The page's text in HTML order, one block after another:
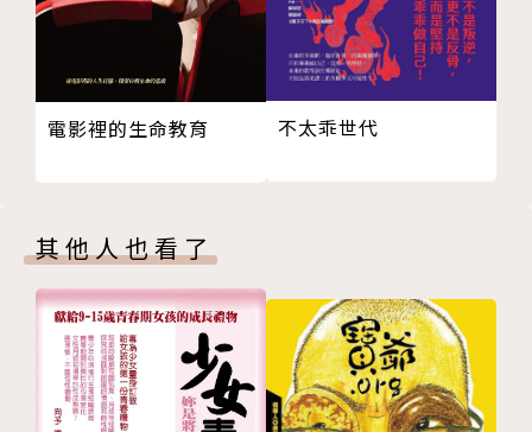
作者簡介
東燁（穹風）
才學電機、中文、視傳與行銷，
玩過音樂、開過酒吧、寫過小說跟詩集，
一直想當編輯，卻變成高中國文老師，
如果有所謂的「志願」，
那就只想當「玩家」。
吧，好嗎？
13 這世上沒有那麼多地方可以逃。
14 放心，在還不懂愛之前，你所有的失戀都不是那
麼需要被安慰的。
17 雖然初戀往往沒有好下場，但逐夢的路都是先跨
出第一步才開始的。
18 大學文憑不代表什麼，可是很多人都有。
19 人生其實沒有很多次機會，可以容許你不停地
「再看看」。
20 愛情無罪，但白目有罪──關於背叛姊妹這種
電影裡的生命教育 不太乖世代
其他人也看了